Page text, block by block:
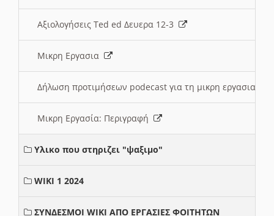
Αξιολογήσεις Ted ed Δευερα 12-3
Μικρη Εργασια
Δήλωση προτιμήσεων podecast για τη μικρη εργασια
Μικρη Εργασία: Περιγραφή
Υλικο που στηριζει "ψαξιμο"
WIKI 1 2024
ΣΥΝΔΕΣΜΟΙ WIKI ΑΠΟ ΕΡΓΑΣΙΕΣ ΦΟΙΤΗΤΩΝ